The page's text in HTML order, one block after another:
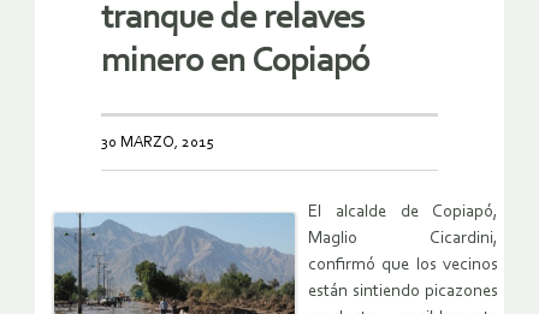
tranque de relaves
minero en Copiapó
30 MARZO, 2015
El alcalde de Copiapó,
Maglio Cicardini,
confirmó que los vecinos
están sintiendo picazones